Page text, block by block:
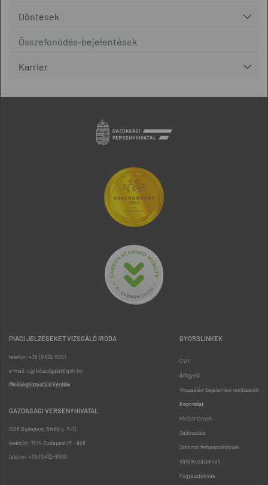
Döntések
Összefonódás-bejelentések
Karrier
PIACI JELZÉSEKET VIZSGÁLÓ IRODA
telefon: +36 (1) 472-8851
e-mail: ugyfelszolgalat@gvh.hu
Minőségbiztosítási kérdőív
GAZDASÁGI VERSENYHIVATAL
1026 Budapest, Riadó u. 5-11.
levélcím: 1534 Budapest Pf.: 958
telefon: +36 (1) 472-8900
GYORSLINKEK
GVH
Árfigyelő
Visszaélés-bejelentési rendszerek
Kapcsolat
Hirdetmények
Sajtószoba
Szakmai felhasználóknak
Vállalkozásoknak
Fogyasztóknak